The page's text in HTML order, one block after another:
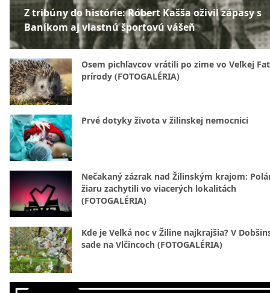
Z tribúny do histórie: Róbert Kašša oživil zápasy s
Baníkom aj vlastnú športovú vášeň
Osem pichľavcov vrátili po zime vo Veľkej
prírody (FOTOGALÉRIA)
Prvé dotyky života v žilinskej nemocnici
Nečakaný zázrak nad Žilinským krajom:
žiaru zachytili vo viacerých lokalitách
(FOTOGALÉRIA)
Kde je Veľká noc v Žiline najkrajšia? V
sade na Vlčincoch (FOTOGALÉRIA)